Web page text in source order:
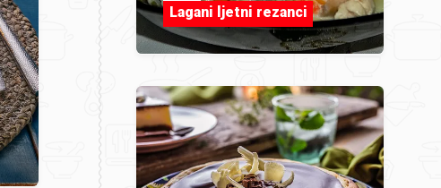
Lagani ljetni rezanci